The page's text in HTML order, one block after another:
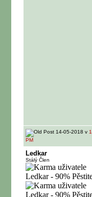
14-05-2018 v
PM
Ledkar
Stálý Člen